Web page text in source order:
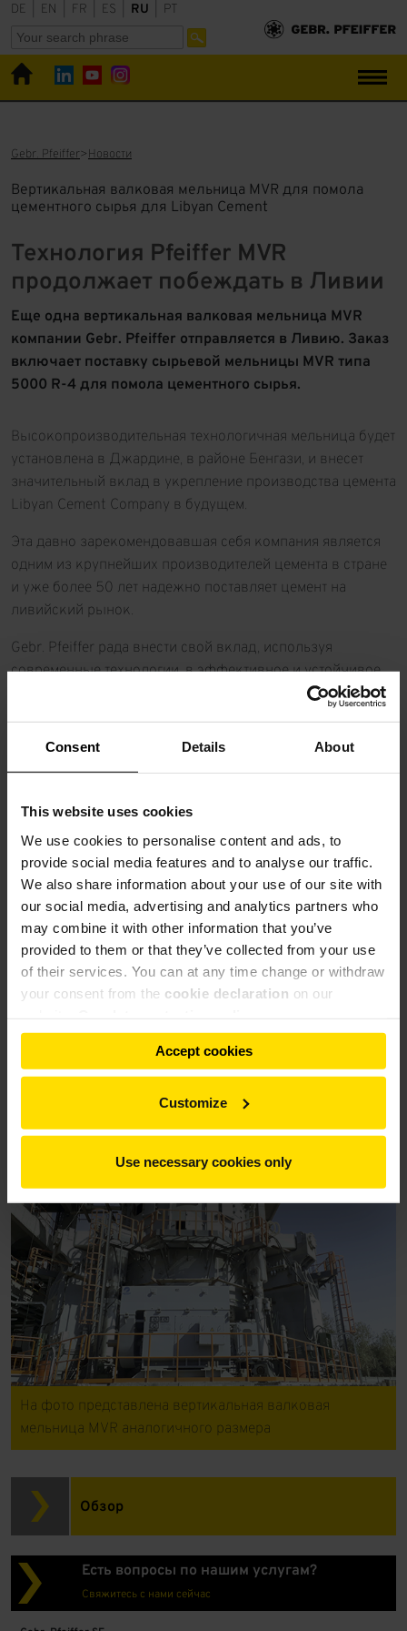
Consent Details About
This website uses cookies
We use cookies to personalise content and ads, to
provide social media features and to analyse our traffic.
We also share information about your use of our site with
our social media, advertising and analytics partners who
may combine it with other information that you’ve
provided to them or that they’ve collected from your use
of their services. You can at any time change or withdraw
your consent from the cookie declaration on our
Accept cookies
Customize
Use necessary cookies only
DE EN FR ES RU PT
Gebr. Pfeiffer Новости
Вертикальная валковая мельница MVR для помола
цементного сырья для Libyan Cement
Технология Pfeiffer MVR
продолжает побеждать в Ливии
Еще одна вертикальная валковая мельница MVR
компании Gebr. Pfeiffer отправляется в Ливию. Заказ
включает поставку сырьевой мельницы MVR типа
5000 R-4 для помола цементного сырья.
Высокопроизводительная технологичная мельница будет
установлена в Джардине, в районе Бенгази, и внесет
значительный вклад в укрепление производства цемента
Libyan Cement Company в будущем.
Эта давно зарекомендовавшая себя компания является
одним из крупнейших производителей цемента в стране
и уже более 50 лет надежно поставляет цемент на
ливийский рынок.
Gebr. Pfeiffer рада внести свой вклад, используя
современные технологии, в эффективное и устойчивое
расширение производственных мощностей на заводе в
компании.
Сырьевая мельница оснащена сепаратором новейшей
цементного сырья до тонкости помола с остатком 12% на
сите 0,090 мм. Вместе с тем на том же технологическом
этапе подаваемый материал высушивается с исходного
уровня влажности около 8,4 % до остаточной влажности
менее 1 %.
Установленная мощность привода мельницы - 3,650 кВт.
Проектом занимается китайский генеральный
Ввод мельницы MVR в эксплуатацию запланирован на
вторую половину 2027 года.
На фото представлена вертикальная валковая
мельница MVR аналогичного размера
Обзор
Есть вопросы по нашим услугам?
Свяжитесь с нами сейчас